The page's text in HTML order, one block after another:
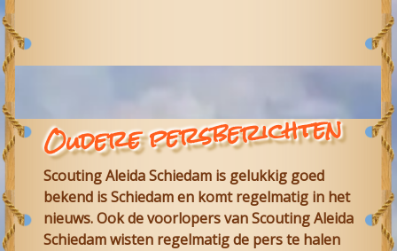
Oudere persberichten
Scouting Aleida Schiedam is gelukkig goed
bekend is Schiedam en komt regelmatig in het
nieuws. Ook de voorlopers van Scouting Aleida
Schiedam wisten regelmatig de pers te halen